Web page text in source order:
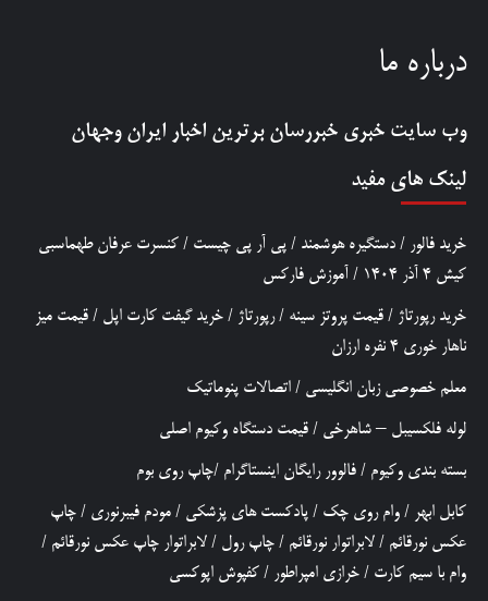
درباره ما
وب سایت خبری خبررسان برترین اخبار ایران وجهان
لینک های مفید
خرید فالور / دستگیره هوشمند / پی آر پی چیست / کنسرت عرفان طهماسبی
کیش 4 آذر 1404
/ آموزش فارکس
خرید رپورتاژ / قیمت پروتز سینه /رپورتاژ / خرید گیفت کارت اپل / قیمت میز
ناهار خوری 4 نفره ارزان
معلم خصوصی زبان انگلیسی / اتصالات پنوماتیک
لوله فلکسیبل – شاهرخی / قیمت دستگاه وکیوم اصلی
بسته بندی وکیوم / فالوور رایگان اینستاگرام /چاپ روی بوم
کابل ابهر / وام روی چک / پادکست های پزشکی / مودم فیبرنوری / چاپ
عکس نورقائم / لابراتوار نورقائم / چاپ رول / لابراتوار چاپ عکس نورقائم /
وام با سیم کارت / خرازی امپراطور / کفپوش اپوکسی